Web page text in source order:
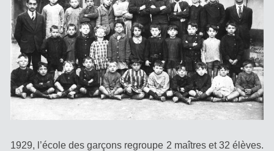
1929, l’école des garçons regroupe 2 maîtres et 32 élèves.